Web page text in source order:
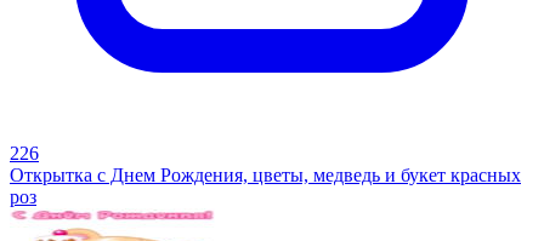
226
Открытка с Днем Рождения, цветы, медведь и букет красных
роз